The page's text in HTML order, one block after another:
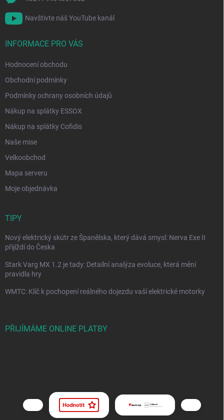
Navštivte náš YouTube kanál
INFORMACE PRO VÁS
Hodnocení obchodu
Obchodní podmínky
Podmínky ochrany osobních údajů
Nákup na splátky ESSOX
Nákup na splátky Cofidis
Naše mise
Velkoobchod
Mapa serveru
Moje objednávka
TIPY
Nový elektrický skútr ze Španělska, který dává smysl: Nerva Exe II
přijíždí do Česka
Stark Varg MX 1.2 je tady: Detailní analýza evoluce, která mění
pravidla hry
WMTC: Klíč k pochopení reálného dojezdu vaší elektrické motorky
PŘIJÍMÁME ONLINE PLATBY